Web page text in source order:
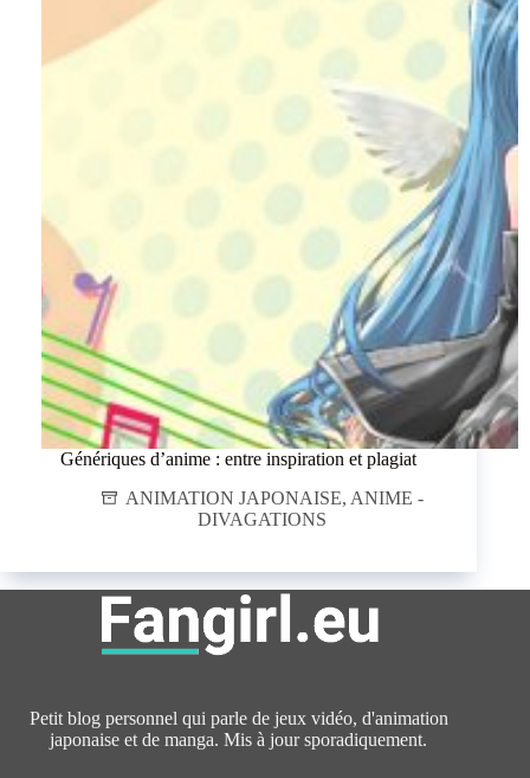
Génériques d’anime : entre inspiration et plagiat
ANIMATION JAPONAISE, ANIME -
DIVAGATIONS
Petit blog personnel qui parle de jeux vidéo, d'animation
japonaise et de manga. Mis à jour sporadiquement.